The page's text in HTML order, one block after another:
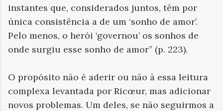
instantes que, considerados juntos, têm por
única consistência a de um ‘sonho de amor’.
Pelo menos, o herói ‘governou’ os sonhos de
onde surgiu esse sonho de amor” (p. 223).
O propósito não é aderir ou não à essa leitura
complexa levantada por Ricœur, mas adicionar
novos problemas. Um deles, se não seguirmos a